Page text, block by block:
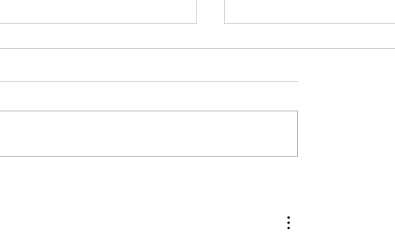
från vårens reccegask Åhå från Lussegasken 2024